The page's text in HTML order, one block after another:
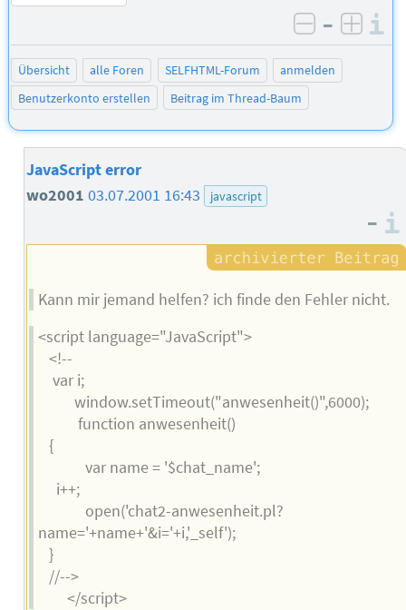
negativ
–
Übersicht alle Foren SELFHTML-Forum
anmelden
Benutzerkonto erstellen
Beitrag im Thread-Baum
JavaScript error
wo200103.07.2001 16:43 javascript
–
Kann mir jemand helfen? ich finde den Fehler nicht.
<script language="JavaScript">
<!--
var i;
window.setTimeout("anwesenheit()",6000);
function anwesenheit()
{
var name = '$chat_name';
i++;
open('chat2-anwesenheit.pl?
name='+name+'&i='+i,'_self');
}
//-->
</script>